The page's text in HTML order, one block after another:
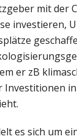
mit
investieren,
er zB
es sich um